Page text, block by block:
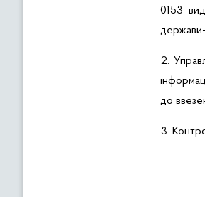
0153
2.
до
3.